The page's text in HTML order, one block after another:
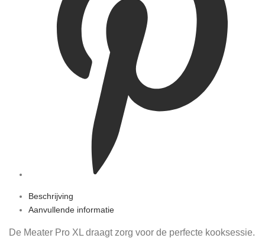
Beschrijving
Aanvullende informatie
De Meater Pro XL draagt zorg voor de perfecte kooksessie.